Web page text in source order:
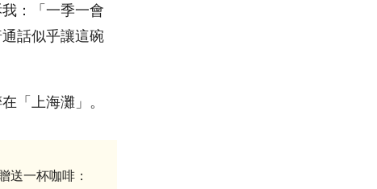
：「一季一會
話似乎讓這碗
「上海灘」。
送一杯咖啡：